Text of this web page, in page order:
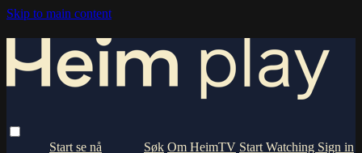
Skip to main content
Om HeimTV Start Watching Sign in